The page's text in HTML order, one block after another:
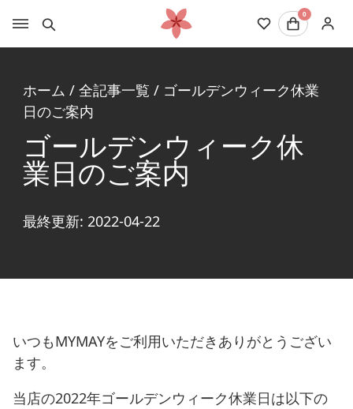
0
ホーム / 全記事一覧 / ゴールデンウィーク休業
日のご案内
ゴールデンウィーク休
業日のご案内
最終更新: 2022-04-22
いつもMYMAYをご利用いただきありがとうござい
ます。
当店の2022年ゴールデンウィーク休業日は以下の